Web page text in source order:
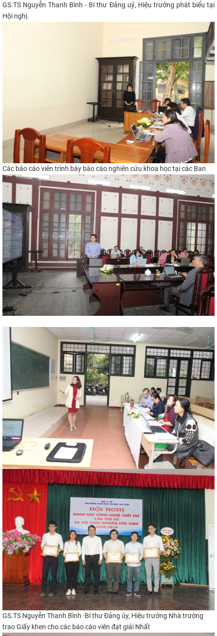
GS.TS Nguyễn Thanh Bình - Bí thư Đảng uỷ, Hiệu trưởng phát biểu tại
Hội nghị.
Các báo cáo viên trình bày báo cáo nghiên cứu khoa học tại các Ban
GS.TS Nguyễn Thanh Bình -Bí thư Đảng ủy, Hiệu trưởng Nhà trường
trao Giấy khen cho các báo cáo viên đạt giải Nhất